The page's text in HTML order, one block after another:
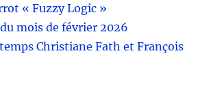
« Fuzzy Logic »
mois de février 2026
Christiane Fath et François